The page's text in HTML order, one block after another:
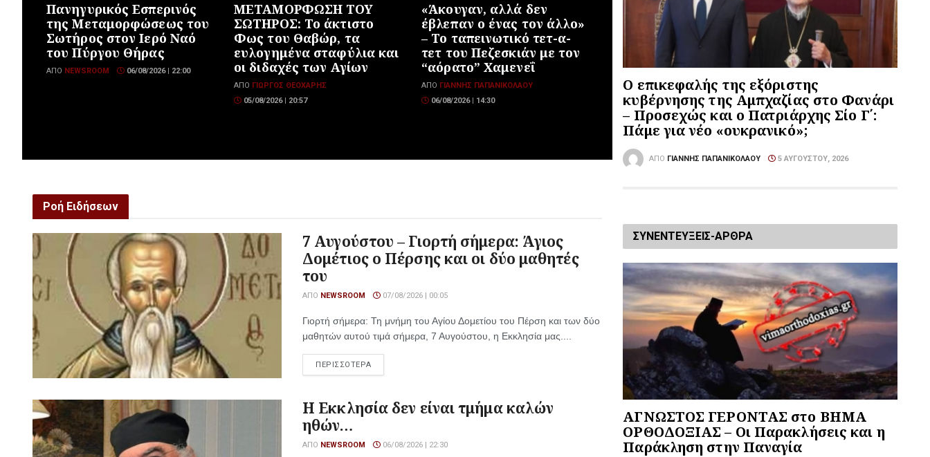
Πανηγυρικός Εσπερινός
της Μεταμορφώσεως του
Σωτήρος στον Ιερό Ναό
του Πύργου Θήρας
ΑΠΌ NEWSROOM 06/08/2026 | 22:00
ΜΕΤΑΜΟΡΦΩΣΗ ΤΟΥ
ΣΩΤΗΡΟΣ: Το άκτιστο
Φως του Θαβώρ, τα
ευλογημένα σταφύλια και
οι διδαχές των Αγίων
ΑΠΌ ΓΙΏΡΓΟΣ ΘΕΟΧΆΡΗΣ
05/08/2026 | 20:57
«Άκουγαν, αλλά δεν
έβλεπαν ο ένας τον άλλο»
– Το ταπεινωτικό τετ-α-
τετ του Πεζεσκιάν με τον
“αόρατο” Χαμενεΐ
ΑΠΌ ΓΙΆΝΝΗΣ ΠΑΠΑΝΙΚΟΛΆΟΥ
06/08/2026 | 14:30
Ροή Ειδήσεων
7 Αυγούστου – Γιορτή σήμερα: Άγιος
Δομέτιος ο Πέρσης και οι δύο μαθητές
του
ΑΠΌ NEWSROOM 07/08/2026 | 00:05
Γιορτή σήμερα: Τη μνήμη του Αγίου Δομετίου του Πέρση και των δύο
μαθητών αυτού τιμά σήμερα, 7 Αυγούστου, η Εκκλησία μας....
ΠΕΡΙΣΣΟΤΕΡΑ
Η Εκκλησία δεν είναι τμήμα καλών
ηθών…
ΑΠΌ NEWSROOM 06/08/2026 | 22:30
Ο επικεφαλής της εξόριστης
κυβέρνησης της Αμπχαζίας στο Φανάρι
– Προσεχώς και ο Πατριάρχης Σίο Γ΄:
Πάμε για νέο «ουκρανικό»;
ΑΠΌ ΓΙΆΝΝΗΣ ΠΑΠΑΝΙΚΟΛΆΟΥ 5 ΑΥΓΟΎΣΤΟΥ, 2026
ΣΥΝΕΝΤΕΥΞΕΙΣ-ΑΡΘΡΑ
ΑΓΝΩΣΤΟΣ ΓΕΡΟΝΤΑΣ στο ΒΗΜΑ
ΟΡΘΟΔΟΞΙΑΣ – Οι Παρακλήσεις και η
Παράκληση στην Παναγία